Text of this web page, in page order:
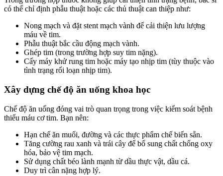
có thể chỉ định phẫu thuật hoặc các thủ thuật can thiệp như:
Nong mạch và đặt stent mạch vành để cải thiện lưu lượng
máu về tim.
Phẫu thuật bắc cầu động mạch vành.
Ghép tim (trong trường hợp suy tim nặng).
Cấy máy khử rung tim hoặc máy tạo nhịp tim (tùy thuộc vào
tình trạng rối loạn nhịp tim).
Xây dựng chế độ ăn uống khoa học
Chế độ ăn uống đóng vai trò quan trọng trong việc kiểm soát bệnh
thiếu máu cơ tim. Bạn nên:
Hạn chế ăn muối, đường và các thực phẩm chế biến sẵn.
Tăng cường rau xanh và trái cây để bổ sung chất chống oxy
hóa, bảo vệ tim mạch.
Sử dụng chất béo lành mạnh từ dầu thực vật, dầu cá.
Duy trì cân nặng hợp lý.